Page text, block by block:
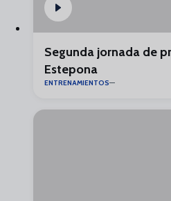
Segunda jornada de
Estepona
ENTRENAMIENTOS